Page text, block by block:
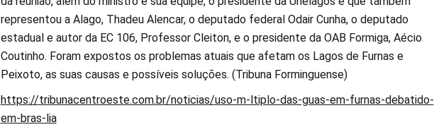
representou a Alago, Thadeu Alencar, o deputado federal Odair Cunha, o deputado
estadual e autor da EC 106, Professor Cleiton, e o presidente da OAB Formiga, Aécio
Coutinho. Foram expostos os problemas atuais que afetam os Lagos de Furnas e
Peixoto, as suas causas e possíveis soluções. (Tribuna Forminguense)
https://tribunacentroeste.com.br/noticias/uso-m-ltiplo-das-guas-em-furnas-debatido-
em-bras-lia